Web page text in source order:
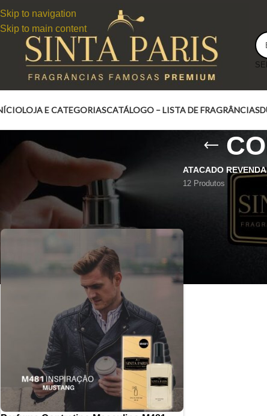
Skip to navigation
Skip to main content
LOJA E CATEGORIASCATÁLOGO – LISTA DE FRAGRÂNCIAS
ATACADO REVENDA
12 Produtos
CONTRATIPO MUSTANG